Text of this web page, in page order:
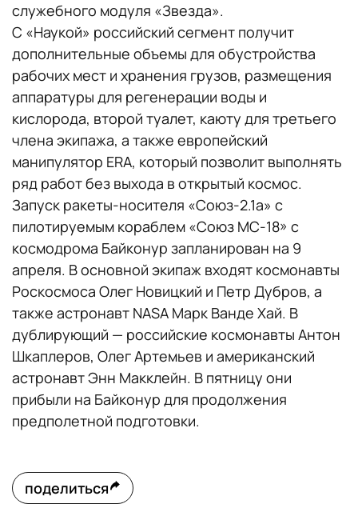
служебного модуля «Звезда».
С «Наукой» российский сегмент получит
дополнительные объемы для обустройства
рабочих мест и хранения грузов, размещения
аппаратуры для регенерации воды и
кислорода, второй туалет, каюту для третьего
члена экипажа, а также европейский
манипулятор ERA, который позволит выполнять
ряд работ без выхода в открытый космос.
Запуск ракеты-носителя «Союз-2.1а» с
пилотируемым кораблем «Союз МС-18» с
космодрома Байконур запланирован на 9
апреля. В основной экипаж входят космонавты
Роскосмоса Олег Новицкий и Петр Дубров, а
также астронавт NASA Марк Ванде Хай. В
дублирующий — российские космонавты Антон
Шкаплеров, Олег Артемьев и американский
астронавт Энн Макклейн. В пятницу они
прибыли на Байконур для продолжения
предполетной подготовки.
поделиться